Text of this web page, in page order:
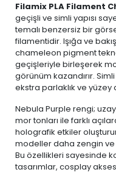
Filamix PLA Filament
geçişli ve simli yapısı
temalı benzersiz bir
filamentidir. Işığa ve
chameleon pigment
geçişleriyle birleşerek
görünüm kazandırır.
ekstra parlaklık ve yüzey
Nebula Purple rengi;
mor tonları ile farklı
holografik etkiler
modeller daha zengin
Bu özellikleri sayesinde
tasarımlar, cosplay